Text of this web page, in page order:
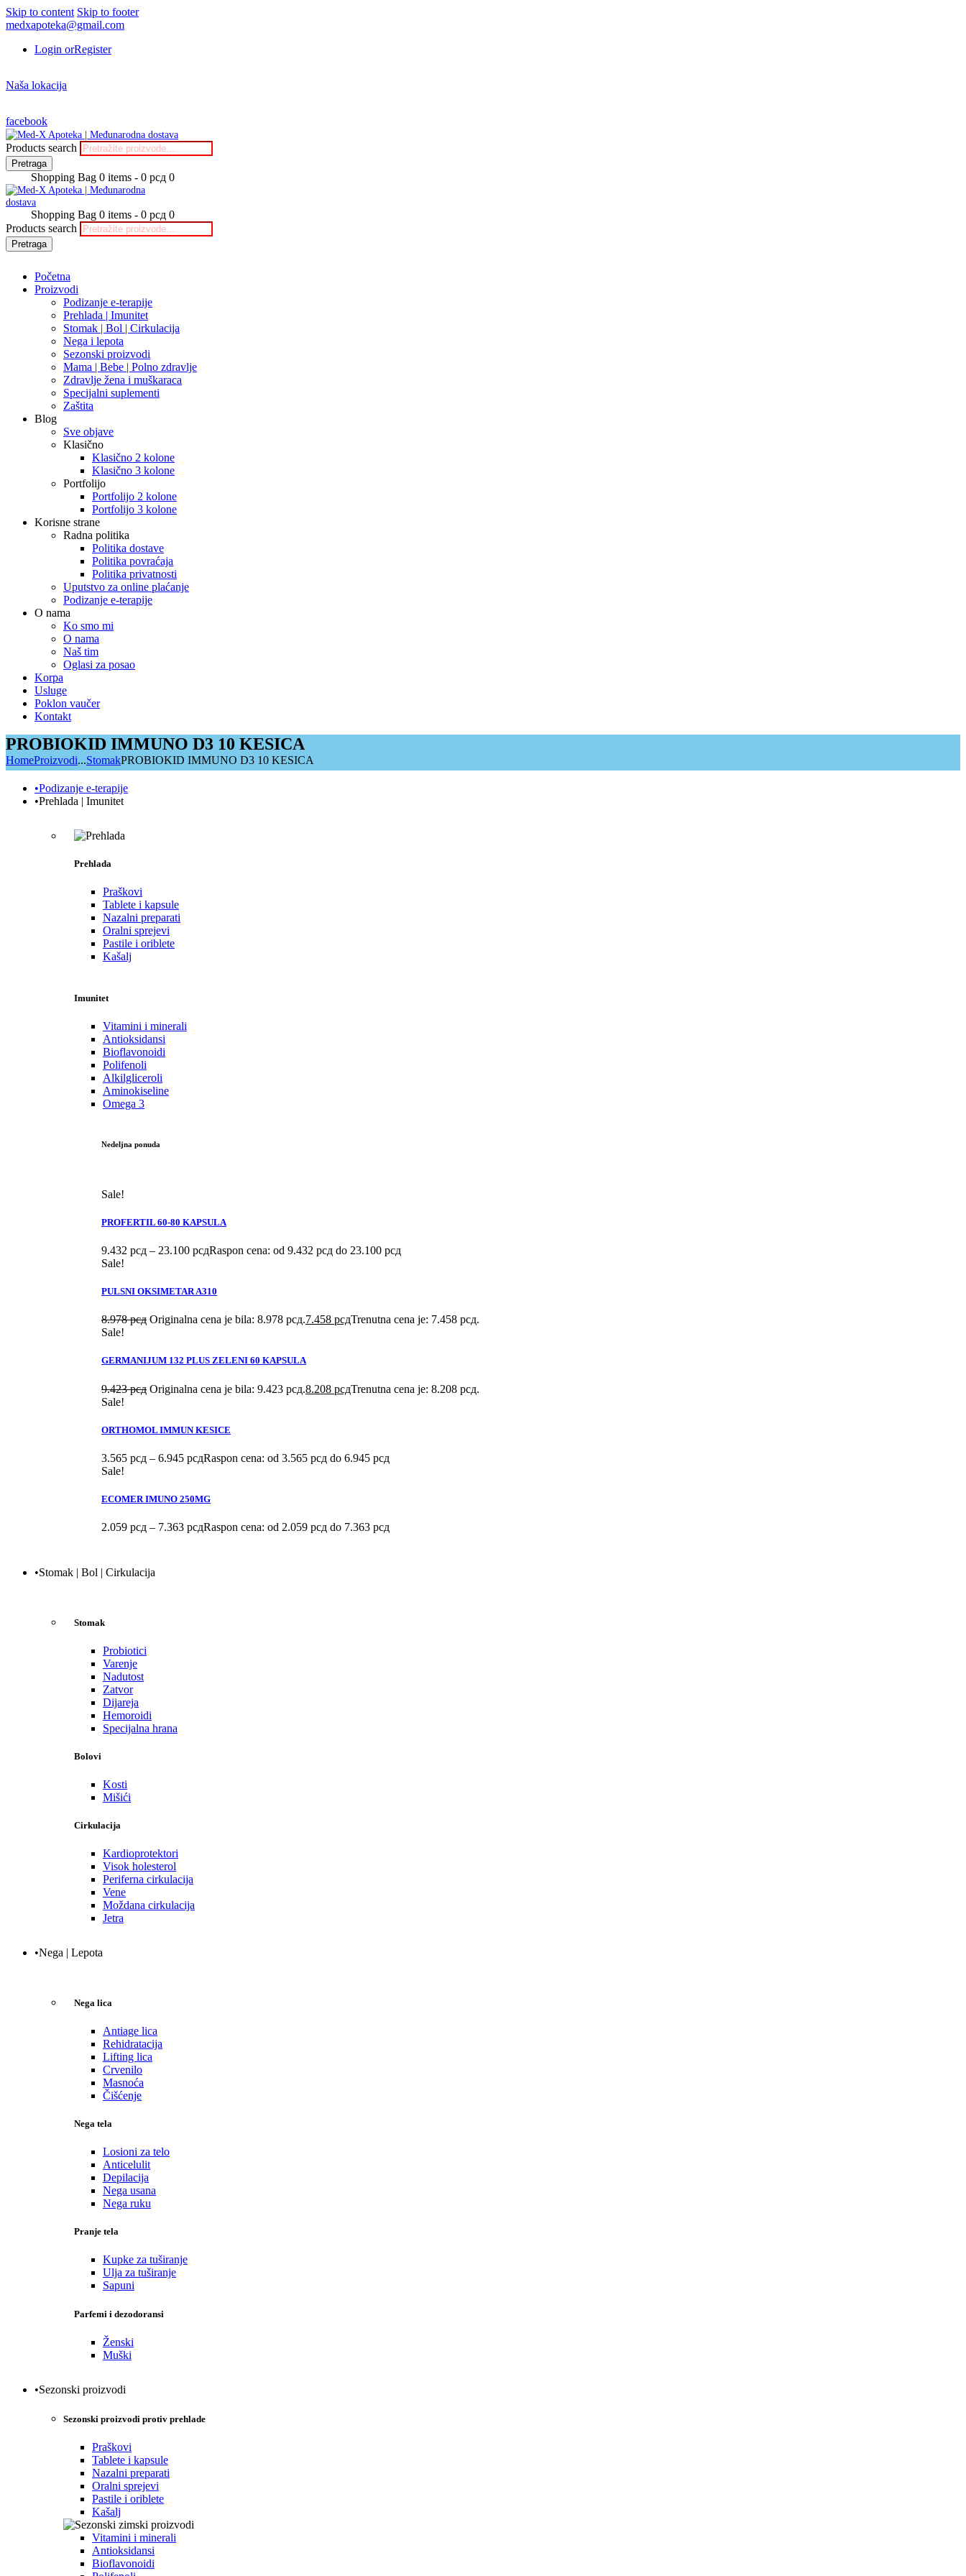
Skip to content Skip to footer
medxapoteka@gmail.com
Login orRegister
Naša lokacija
facebook
Products search
Pretraga
Shopping Bag 0 items - 0 рсд 0
Shopping Bag 0 items - 0 рсд 0
Products search
Pretraga
Početna
Proizvodi
Podizanje e-terapije
Prehlada | Imunitet
Stomak | Bol | Cirkulacija
Nega i lepota
Sezonski proizvodi
Mama | Bebe | Polno zdravlje
Zdravlje žena i muškaraca
Specijalni suplementi
Zaštita
Blog
Sve objave
Klasično
Klasično 2 kolone
Klasično 3 kolone
Portfolijo
Portfolijo 2 kolone
Portfolijo 3 kolone
Korisne strane
Radna politika
Politika dostave
Politika povraćaja
Politika privatnosti
Uputstvo za online plaćanje
Podizanje e-terapije
O nama
Ko smo mi
O nama
Naš tim
Oglasi za posao
Korpa
Usluge
Poklon vaučer
Kontakt
PROBIOKID IMMUNO D3 10 KESICA
HomeProizvodi...StomakPROBIOKID IMMUNO D3 10 KESICA
•Podizanje e-terapije
•Prehlada | Imunitet
Prehlada
Praškovi
Tablete i kapsule
Nazalni preparati
Oralni sprejevi
Pastile i oriblete
Kašalj
Imunitet
Vitamini i minerali
Antioksidansi
Bioflavonoidi
Polifenoli
Alkilgliceroli
Aminokiseline
Omega 3
Nedeljna ponuda
Sale!
PROFERTIL 60-80 KAPSULA
9.432 рсд – 23.100 рсдRaspon cena: od 9.432 рсд do 23.100 рсд
Sale!
PULSNI OKSIMETAR A310
8.978рсд Originalna cena je bila: 8.978 рсд.7.458 рсдTrenutna cena je: 7.458 рсд.
Sale!
GERMANIJUM 132 PLUS ZELENI 60 KAPSULA
9.423рсд Originalna cena je bila: 9.423 рсд.8.208 рсдTrenutna cena je: 8.208 рсд.
Sale!
ORTHOMOL IMMUN KESICE
3.565 рсд – 6.945 рсдRaspon cena: od 3.565 рсд do 6.945 рсд
Sale!
ECOMER IMUNO 250MG
2.059 рсд – 7.363 рсдRaspon cena: od 2.059 рсд do 7.363 рсд
•Stomak | Bol | Cirkulacija
Stomak
Probiotici
Varenje
Nadutost
Zatvor
Dijareja
Hemoroidi
Specijalna hrana
Bolovi
Kosti
Mišići
Cirkulacija
Kardioprotektori
Visok holesterol
Periferna cirkulacija
Vene
Moždana cirkulacija
Jetra
•Nega | Lepota
Nega lica
Antiage lica
Rehidratacija
Lifting lica
Crvenilo
Masnoća
Čišćenje
Nega tela
Losioni za telo
Anticelulit
Depilacija
Nega usana
Nega ruku
Pranje tela
Kupke za tuširanje
Ulja za tuširanje
Sapuni
Parfemi i dezodoransi
Ženski
Muški
•Sezonski proizvodi
Sezonski proizvodi protiv prehlade
Praškovi
Tablete i kapsule
Nazalni preparati
Oralni sprejevi
Pastile i oriblete
Kašalj
Vitamini i minerali
Antioksidansi
Bioflavonoidi